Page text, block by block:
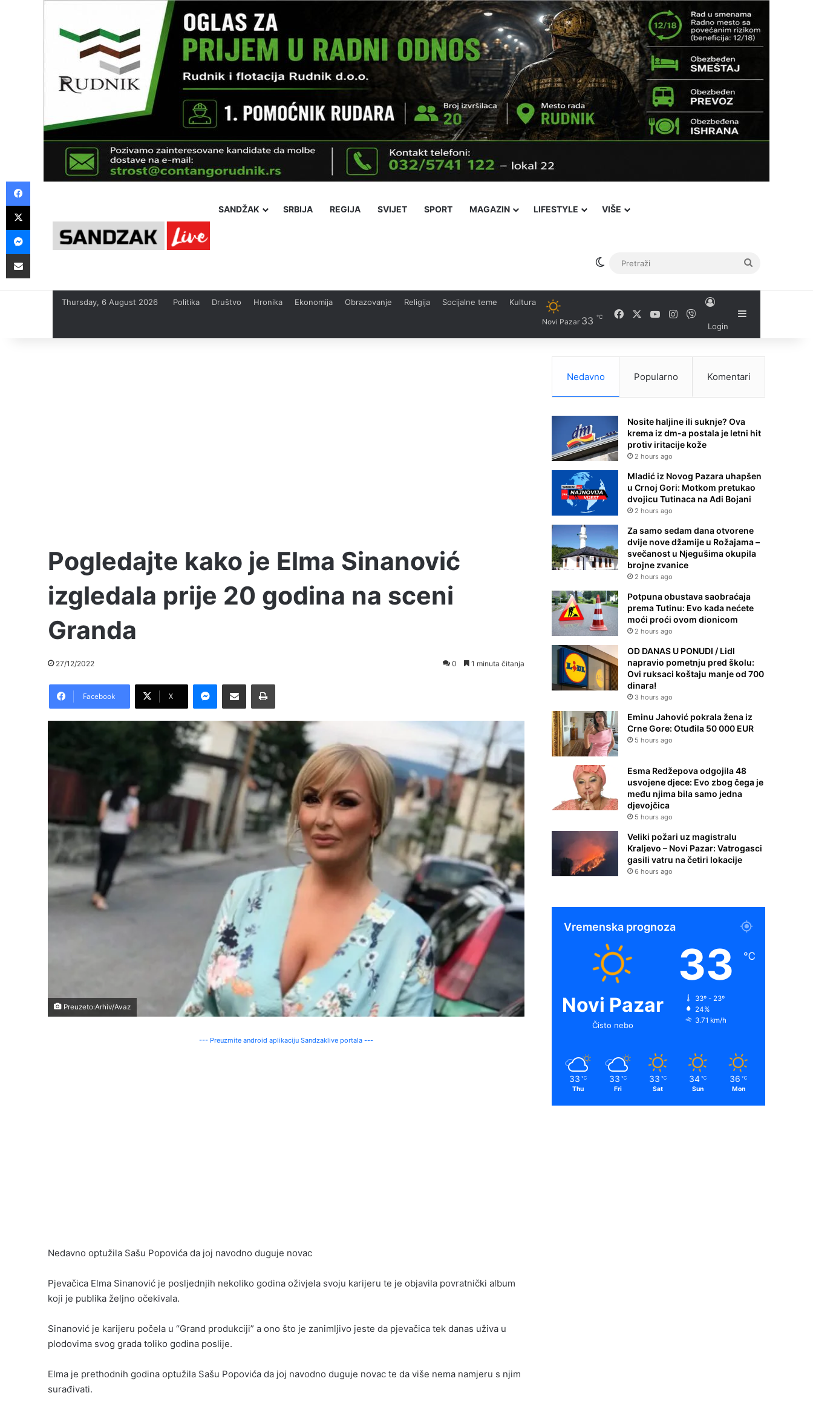
SANDŽAK SRBIJA REGIJA SVIJET SPORT MAGAZIN LIFESTYLE VIŠE
Switch skin
Thursday, 6 August 2026 Politika Društvo Hronika Ekonomija Obrazovanje Religija Socijalne teme Kultura
Novi Pazar 33 ℃ FacebookYouTubeInstagram
Viber
Login
Sidebar
Pogledajte kako je Elma Sinanović
izgledala prije 20 godina na sceni
Granda
27/12/2022 0 1 minuta čitanja
Facebook X
Messenger
Pošalji preko E-Maila Printaj
Preuzeto:Arhiv/Avaz
--- Preuzmite android aplikaciju Sandzaklive portala ---
Nedavno optužila Sašu Popovića da joj navodno duguje novac
Pjevačica Elma Sinanović je posljednjih nekoliko godina oživjela svoju karijeru te je objavila povratnički album
koji je publika željno očekivala.
Sinanović je karijeru počela u “Grand produkciji” a ono što je zanimljivo jeste da pjevačica tek danas uživa u
plodovima svog grada toliko godina poslije.
Elma je prethodnih godina optužila Sašu Popovića da joj navodno duguje novac te da više nema namjeru s njim
surađivati.
Nedavno Popularno Komentari
Nosite haljine ili suknje? Ova
krema iz dm-a postala je letni hit
protiv iritacije kože
2 hours ago
Mladić iz Novog Pazara uhapšen
u Crnoj Gori: Motkom pretukao
dvojicu Tutinaca na Adi Bojani
2 hours ago
Za samo sedam dana otvorene
dvije nove džamije u Rožajama –
svečanost u Njegušima okupila
brojne zvanice
2 hours ago
Potpuna obustava saobraćaja
prema Tutinu: Evo kada nećete
moći proći ovom dionicom
2 hours ago
OD DANAS U PONUDI / Lidl
napravio pometnju pred školu:
Ovi ruksaci koštaju manje od 700
dinara!
3 hours ago
Eminu Jahović pokrala žena iz
Crne Gore: Otuđila 50 000 EUR
5 hours ago
Esma Redžepova odgojila 48
usvojene djece: Evo zbog čega je
među njima bila samo jedna
djevojčica
5 hours ago
Veliki požari uz magistralu
Kraljevo – Novi Pazar: Vatrogasci
gasili vatru na četiri lokacije
6 hours ago
Vremenska prognoza
Novi Pazar
Čisto nebo
33 ℃
33º - 23º
24%
3.71 km/h
33 ℃
Thu
33 ℃
Fri
33 ℃
Sat
34 ℃
Sun
36 ℃
Mon
Facebook
X
Messenger
Pošalji preko E-Maila